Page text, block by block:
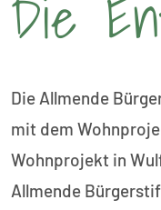
Die
Die Allmende
mit dem
Wohnprojekt in
Allmende